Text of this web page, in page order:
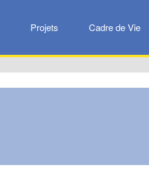
Projets Cadre de Vie